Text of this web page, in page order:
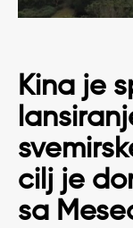
Kina je
cilj je
sa